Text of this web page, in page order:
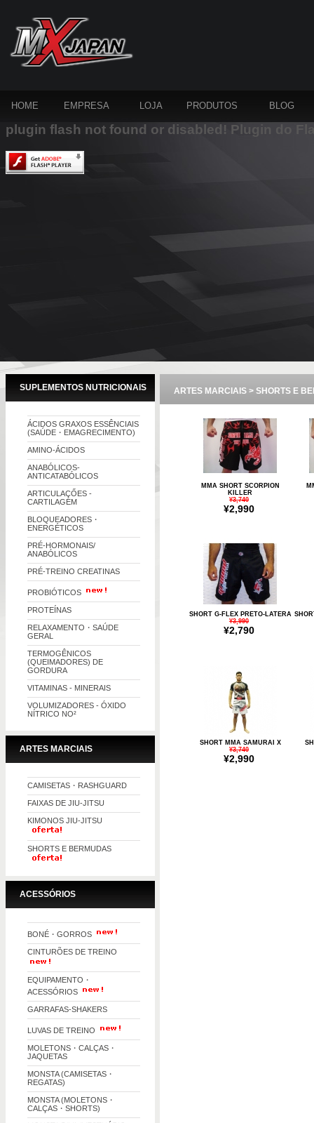
HOME EMPRESA LOJA PRODUTOS BLOG
plugin flash not found or disabled! Plugin do
SUPLEMENTOS NUTRICIONAIS
ÁCIDOS GRAXOS ESSÊNCIAIS
(SAÚDE・EMAGRECIMENTO)
AMINO-ÁCIDOS
ANABÓLICOS-
ANTICATABÓLICOS
ARTICULAÇŐES -
CARTILAGEM
BLOQUEADORES・
ENERGÉTICOS
PRÉ-HORMONAIS/
ANABÓLICOS
PRÉ-TREINO CREATINAS
PROBIÓTICOS
PROTEÍNAS
RELAXAMENTO・SAÚDE
GERAL
TERMOGÊNICOS
(QUEIMADORES) DE
GORDURA
VITAMINAS - MINERAIS
VOLUMIZADORES - ÓXIDO
NÍTRICO NO²
ARTES MARCIAIS
CAMISETAS・RASHGUARD
FAIXAS DE JIU-JITSU
KIMONOS JIU-JITSU
SHORTS E BERMUDAS
ACESSÓRIOS
BONÉ・GORROS
CINTURÕES DE TREINO
EQUIPAMENTO・
ACESSÓRIOS
GARRAFAS-SHAKERS
LUVAS DE TREINO
MOLETONS・CALÇAS・
JAQUETAS
MONSTA (CAMISETAS・
REGATAS)
MONSTA (MOLETONS・
CALÇAS・SHORTS)
ARTES MARCIAIS > SHORTS E
MMA SHORT SCORPION
KILLER
¥3,740
¥2,990
SHORT G-FLEX PRETO-LATERA
¥3,990
¥2,790
SHORT MMA SAMURAI X
¥3,740
¥2,990